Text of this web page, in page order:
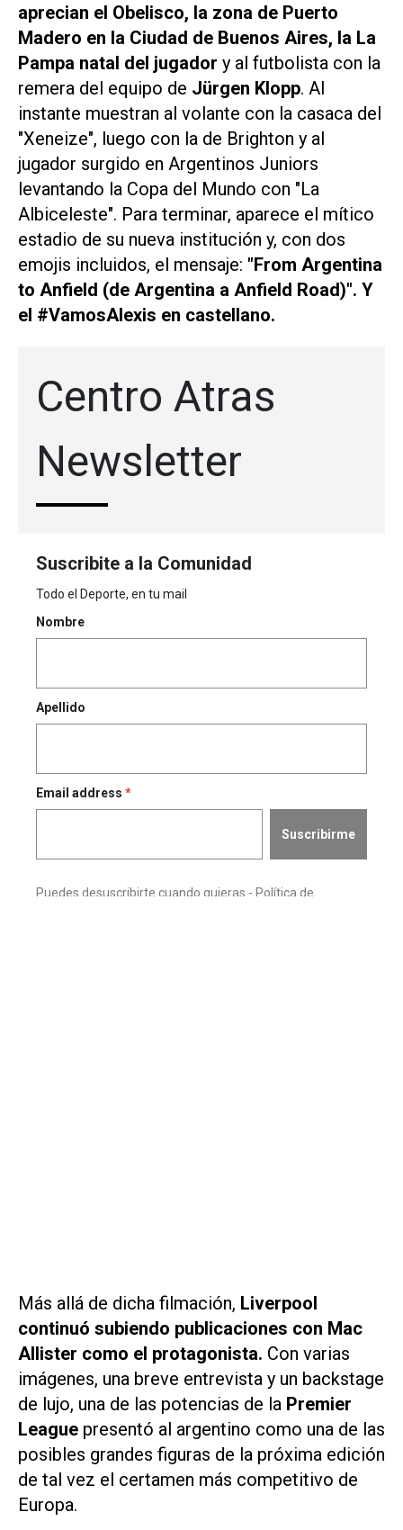
aprecian el Obelisco, la zona de Puerto
Madero en la Ciudad de Buenos Aires, la La
Pampa natal del jugador y al futbolista con la
remera del equipo de Jürgen Klopp. Al
instante muestran al volante con la casaca del
"Xeneize", luego con la de Brighton y al
jugador surgido en Argentinos Juniors
levantando la Copa del Mundo con "La
Albiceleste". Para terminar, aparece el mítico
estadio de su nueva institución y, con dos
emojis incluidos, el mensaje: "From Argentina
to Anfield (de Argentina a Anfield Road)". Y
el #VamosAlexis en castellano.
Más allá de dicha filmación, Liverpool
continuó subiendo publicaciones con Mac
Allister como el protagonista. Con varias
imágenes, una breve entrevista y un backstage
de lujo, una de las potencias de la Premier
League presentó al argentino como una de las
posibles grandes figuras de la próxima edición
de tal vez el certamen más competitivo de
Europa.